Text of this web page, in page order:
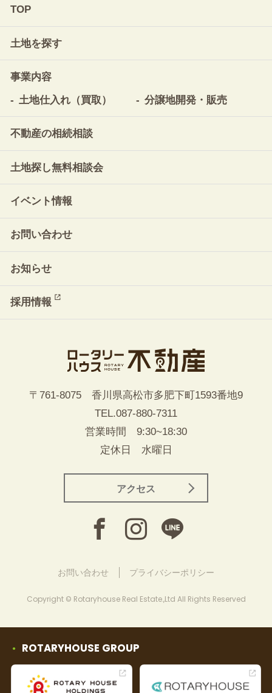
TOP
土地を探す
事業内容
土地仕入れ（買取）
分譲地開発・販売
不動産の相続相談
土地探し無料相談会
イベント情報
お問い合わせ
お知らせ
採用情報
〒761-8075 香川県高松市多肥下町1593番地9
TEL.087-880-7311
営業時間 9:30~18:30
定休日 水曜日
アクセス
お問い合わせ プライバシーポリシー
Copyright © Rotaryhouse Real Estate.,Ltd All Rights Reserved
ROTARYHOUSE GROUP